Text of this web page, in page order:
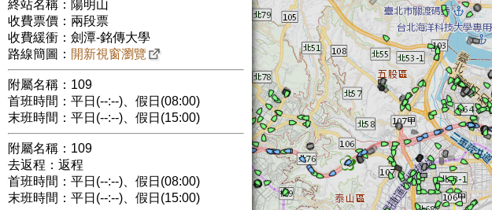
終站名稱：陽明山
收費票價：兩段票
收費緩衝：劍潭-銘傳大學
路線簡圖： 開新視窗瀏覽
附屬名稱：109
首班時間：平日(--:--)、假日(08:00)
末班時間：平日(--:--)、假日(15:00)
附屬名稱：109
去返程：返程
首班時間：平日(--:--)、假日(08:00)
末班時間：平日(--:--)、假日(15:00)